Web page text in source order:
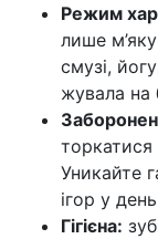
Режим
лише
смузі,
жувала на
Уникайте
ігор у
Гігієна: